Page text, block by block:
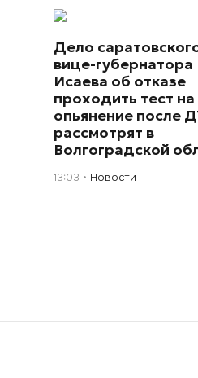
Дело
вице-губернатора
Исаева об отказе
проходить тест на
опьянение после
рассмотрят в
Волгоградской
13:03 Новости